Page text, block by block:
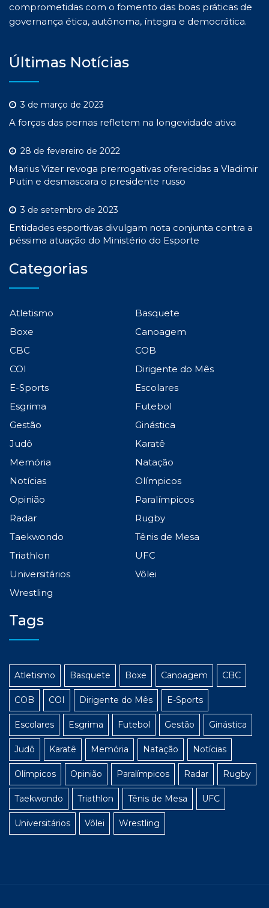
comprometidas com o fomento das boas práticas de
governança ética, autônoma, íntegra e democrática.
Últimas Notícias
3 de março de 2023
A forças das pernas refletem na longevidade ativa
28 de fevereiro de 2022
Marius Vizer revoga prerrogativas oferecidas a Vladimir
Putin e desmascara o presidente russo
3 de setembro de 2023
Entidades esportivas divulgam nota conjunta contra a
péssima atuação do Ministério do Esporte
Categorias
Atletismo
Basquete
Boxe
Canoagem
CBC
COB
COI
Dirigente do Mês
E-Sports
Escolares
Esgrima
Futebol
Gestão
Ginástica
Judô
Karatê
Memória
Natação
Notícias
Olímpicos
Opinião
Paralímpicos
Radar
Rugby
Taekwondo
Tênis de Mesa
Triathlon
UFC
Universitários
Vôlei
Wrestling
Tags
Atletismo Basquete Boxe Canoagem CBC
COB COI Dirigente do Mês E-Sports
Escolares Esgrima Futebol Gestão Ginástica
Judô Karatê Memória Natação Notícias
Olímpicos Opinião Paralímpicos Radar Rugby
Taekwondo Triathlon Tênis de Mesa UFC
Universitários Vôlei Wrestling